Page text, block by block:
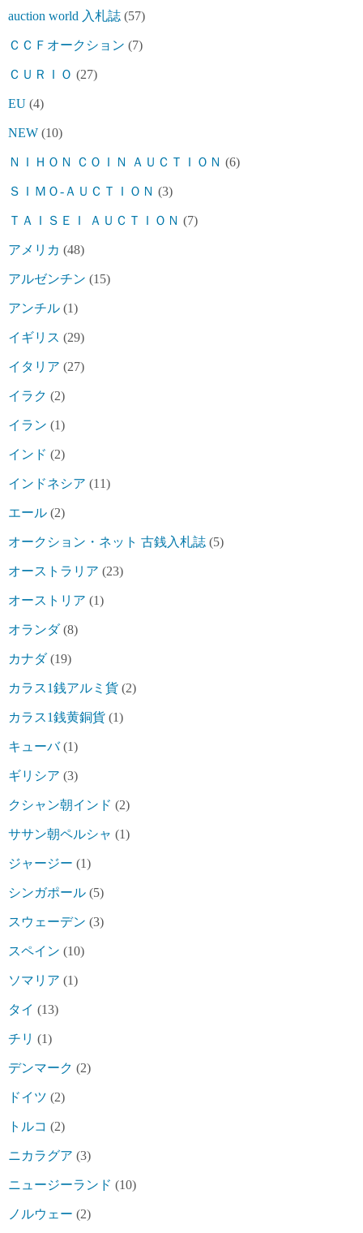
auction world 入札誌 (57)
ＣＣＦオークション (7)
ＣＵＲＩＯ (27)
EU (4)
NEW (10)
ＮＩＨＯＮ ＣＯＩＮ ＡＵＣＴＩＯＮ (6)
ＳＩＭＯ-ＡＵＣＴＩＯＮ (3)
ＴＡＩＳＥＩ ＡＵＣＴＩＯＮ (7)
アメリカ (48)
アルゼンチン (15)
アンチル (1)
イギリス (29)
イタリア (27)
イラク (2)
イラン (1)
インド (2)
インドネシア (11)
エール (2)
オークション・ネット 古銭入札誌 (5)
オーストラリア (23)
オーストリア (1)
オランダ(8)
カナダ(19)
カラス1銭アルミ貨 (2)
カラス1銭黄銅貨 (1)
キューバ(1)
ギリシア (3)
クシャン朝インド (2)
ササン朝ペルシャ (1)
ジャージー (1)
シンガポール (5)
スウェーデン (3)
スペイン (10)
ソマリア (1)
タイ (13)
チリ (1)
デンマーク (2)
ドイツ (2)
トルコ (2)
ニカラグア (3)
ニュージーランド (10)
ノルウェー (2)